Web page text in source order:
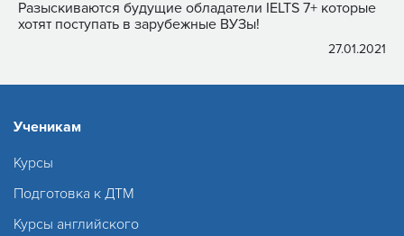
Разыскиваются будущие обладатели IELTS 7+ которые
хотят поступать в зарубежные ВУЗы!
27.01.2021
Ученикам
Курсы
Подготовка к ДТМ
Курсы английского